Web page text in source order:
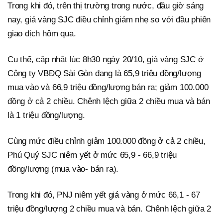
Trong khi đó, trên thị trường trong nước, đầu giờ sáng
nay, giá vàng SJC điều chỉnh giảm nhẹ so với đầu phiên
giao dịch hôm qua.
Cụ thể, cập nhật lúc 8h30 ngày 20/10, giá vàng SJC ở
Công ty VBĐQ Sài Gòn đang là 65,9 triệu đồng/lượng
mua vào và 66,9 triệu đồng/lượng bán ra; giảm 100.000
đồng ở cả 2 chiều. Chênh lệch giữa 2 chiều mua và bán
là 1 triệu đồng/lượng.
Cùng mức điều chỉnh giảm 100.000 đồng ở cả 2 chiều,
Phú Quý SJC niêm yết ở mức 65,9 - 66,9 triệu
đồng/lượng (mua vào- bán ra).
Trong khi đó, PNJ niêm yết giá vàng ở mức 66,1 - 67
triệu đồng/lượng 2 chiều mua và bán. Chênh lệch giữa 2